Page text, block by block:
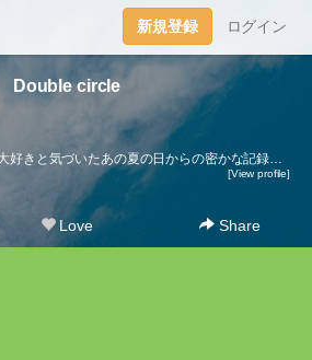
新規登録 ログイン
Double circle
心が痛いほど大好きと気づいたあの夏の日からの密かな記録。地元も同じで見た目の雰囲気も似てて共通点もたくさんあるその人はずっとずっと特別な人。少人数派の恋愛でも大きい壁があったとしてもそんな特別な人と家族になりたい。
[View profile]
Love Share